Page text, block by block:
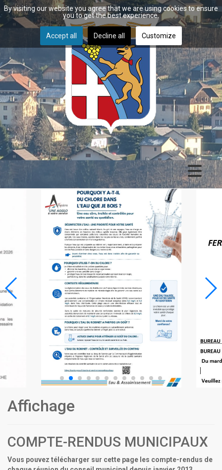
Affichage
COMPTE-RENDUS MUNICIPAUX
Vous pouvez télécharger sur cette page les compte-rendus de
By visiting our website you agree that we are using cookies to ensure
you to get the best experience.
Accept all Decline all Customize